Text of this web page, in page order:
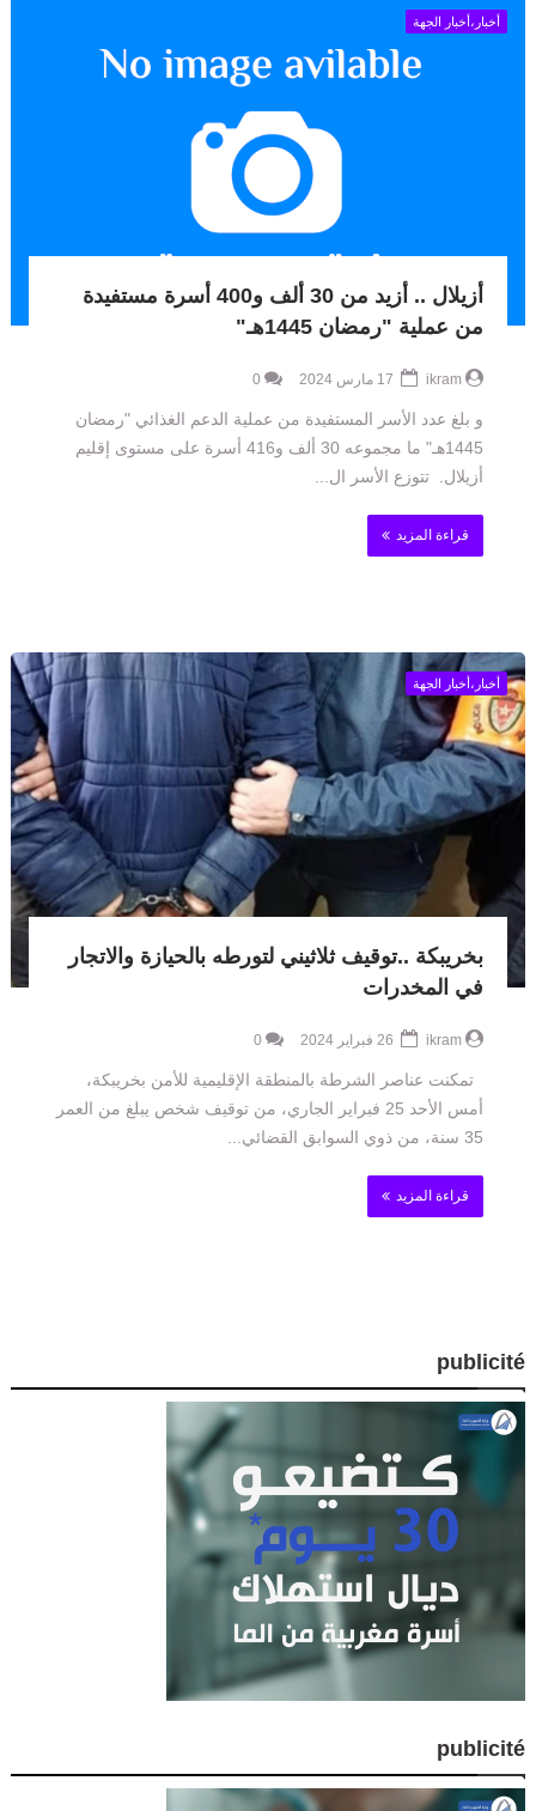
أخبار،أخبار الجهة
أزيلال .. أزيد من 30 ألف و400 أسرة مستفيدة
من عملية "رمضان 1445هـ"
ikram
0
و بلغ عدد الأسر المستفيدة من عملية الدعم الغذائي "رمضان
1445هـ" ما مجموعه 30 ألف و416 أسرة على مستوى إقليم
أزيلال. تتوزع الأسر ال...
قراءة المزيد
أخبار،أخبار الجهة
بخريبكة ..توقيف ثلاثيني لتورطه بالحيازة والاتجار
في المخدرات
ikram
0
تمكنت عناصر الشرطة بالمنطقة الإقليمية للأمن بخريبكة،
أمس الأحد 25 فبراير الجاري، من توقيف شخص يبلغ من العمر
35 سنة، من ذوي السوابق القضائي...
قراءة المزيد
publicité
publicité